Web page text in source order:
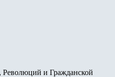
и Гражданской